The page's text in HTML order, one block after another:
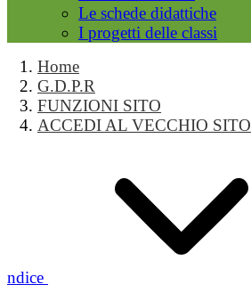
Le schede didattiche
I progetti delle classi
Home
G.D.P.R
FUNZIONI SITO
ACCEDI AL VECCHIO SITO
Indice